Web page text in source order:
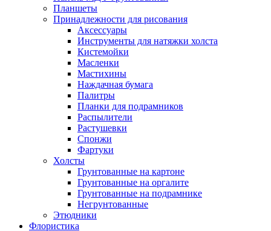
Планшеты
Принадлежности для рисования
Аксессуары
Инструменты для натяжки холста
Кистемойки
Масленки
Мастихины
Наждачная бумага
Палитры
Планки для подрамников
Распылители
Растушевки
Спонжи
Фартуки
Холсты
Грунтованные на картоне
Грунтованные на оргалите
Грунтованные на подрамнике
Негрунтованные
Этюдники
Флористика